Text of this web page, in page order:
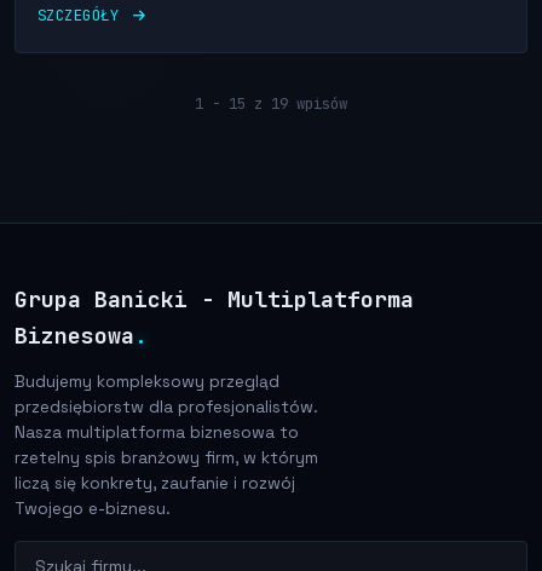
SZCZEGÓŁY
1 - 15 z 19 wpisów
Grupa Banicki - Multiplatforma
Biznesowa .
Budujemy kompleksowy przegląd
przedsiębiorstw dla profesjonalistów.
Nasza multiplatforma biznesowa to
rzetelny spis branżowy firm, w którym
liczą się konkrety, zaufanie i rozwój
Twojego e-biznesu.